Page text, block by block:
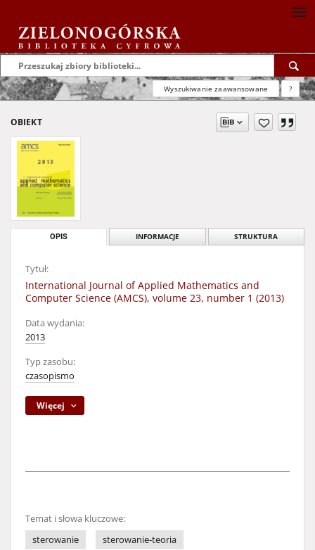
Wyszukiwanie zaawansowane ?
OBIEKT
OPIS INFORMACJE STRUKTURA
Tytuł:
International Journal of Applied Mathematics and
Computer Science (AMCS), volume 23, number 1 (2013)
Data wydania:
2013
Typ zasobu:
czasopismo
Więcej
Temat i słowa kluczowe:
sterowanie
sterowanie-teoria